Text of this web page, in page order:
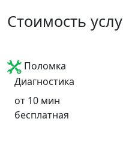
Стоимость
Поломка
Диагностика
бесплатная
от 10 мин